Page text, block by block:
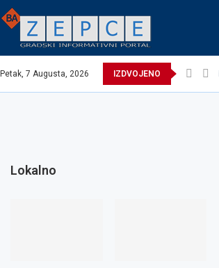
Petak, 7 Augusta, 2026 IZDVOJENO
Lokalno